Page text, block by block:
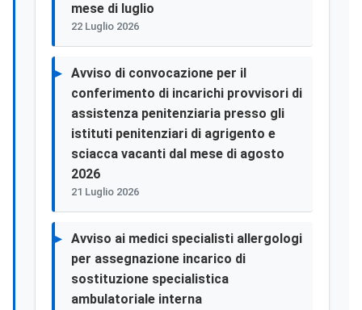
mese di luglio
22 Luglio 2026
Avviso di convocazione per il
conferimento di incarichi provvisori di
assistenza penitenziaria presso gli
istituti penitenziari di agrigento e
sciacca vacanti dal mese di agosto
2026
21 Luglio 2026
Avviso ai medici specialisti allergologi
per assegnazione incarico di
sostituzione specialistica
ambulatoriale interna